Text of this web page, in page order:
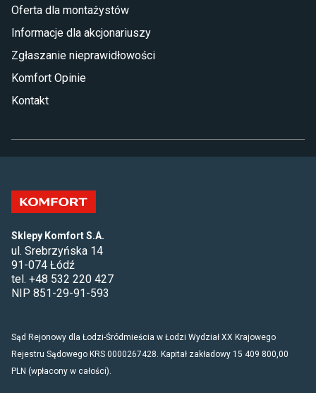
Oferta dla montażystów
Informacje dla akcjonariuszy
Zgłaszanie nieprawidłowości
Komfort Opinie
Kontakt
Sklepy Komfort S.A.
ul. Srebrzyńska 14
91-074 Łódź
tel. +48 532 220 427
NIP 851-29-91-593
Sąd Rejonowy dla Łodzi-Śródmieścia w Łodzi Wydział XX Krajowego
Rejestru Sądowego KRS 0000267428. Kapitał zakładowy 15 409 800,00
PLN (wpłacony w całości).